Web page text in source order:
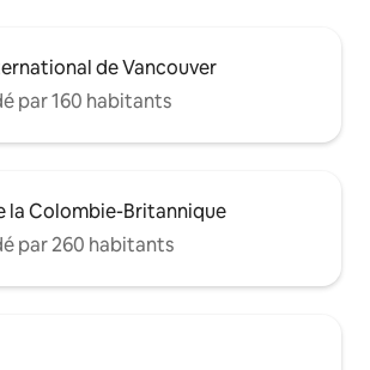
de Vancouver
par 160 habitants
la Colombie-Britannique
par 260 habitants